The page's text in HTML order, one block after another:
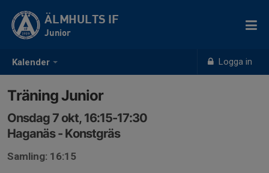
Kalender Logga in
ÄLMHULTS IF
Junior
Träning Junior
Onsdag 7 okt, 16:15-17:30
Haganäs - Konstgräs
Samling: 16:15